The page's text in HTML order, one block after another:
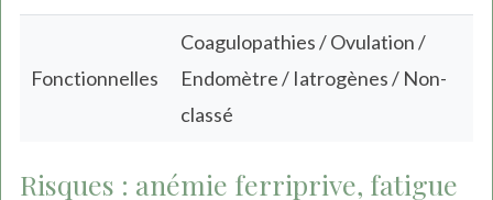
Fonctionnelles
Coagulopathies / Ovulation /
Endomètre / Iatrogènes / Non-
classé
Risques : anémie ferriprive, fatigue